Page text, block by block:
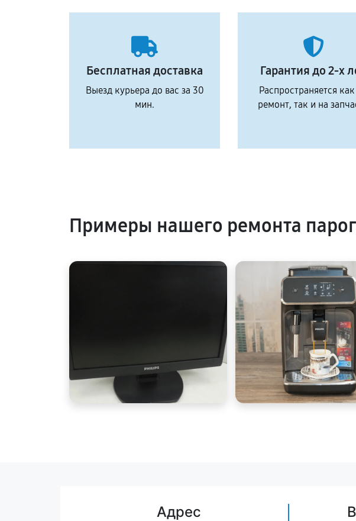
Бесплатная доставка
Выезд курьера до вас за 30
мин.
Гарантия до 2-х
Распространяется
ремонт, так и на
Примеры нашего ремонта
Адрес